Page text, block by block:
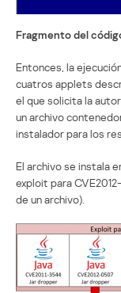
Fragmento del
Entonces, la
cuatros applets
el que solicita la
un archivo
instalador para los
El archivo se instala
exploit para
de un archivo).